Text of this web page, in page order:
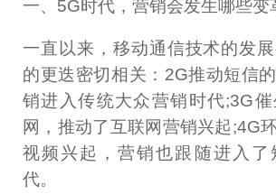
一、5G时代，营销会发生哪些变
一直以来，移动通信技术的发
的更迭密切相关：2G推动短信
销进入传统大众营销时代;3G
网，推动了互联网营销兴起;4G
视频兴起，营销也跟随进入了
代。